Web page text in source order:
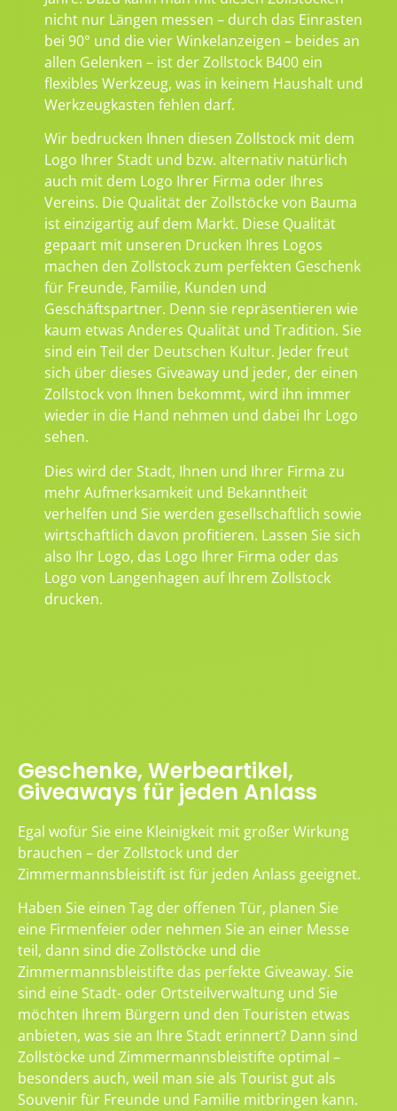
nicht nur Längen messen – durch das Einrasten
bei 90° und die vier Winkelanzeigen – beides an
allen Gelenken – ist der Zollstock B400 ein
flexibles Werkzeug, was in keinem Haushalt und
Werkzeugkasten fehlen darf.
Wir bedrucken Ihnen diesen Zollstock mit dem
Logo Ihrer Stadt und bzw. alternativ natürlich
auch mit dem Logo Ihrer Firma oder Ihres
Vereins. Die Qualität der Zollstöcke von Bauma
ist einzigartig auf dem Markt. Diese Qualität
gepaart mit unseren Drucken Ihres Logos
machen den Zollstock zum perfekten Geschenk
für Freunde, Familie, Kunden und
Geschäftspartner. Denn sie repräsentieren wie
kaum etwas Anderes Qualität und Tradition. Sie
sind ein Teil der Deutschen Kultur. Jeder freut
sich über dieses Giveaway und jeder, der einen
Zollstock von Ihnen bekommt, wird ihn immer
wieder in die Hand nehmen und dabei Ihr Logo
sehen.
Dies wird der Stadt, Ihnen und Ihrer Firma zu
mehr Aufmerksamkeit und Bekanntheit
verhelfen und Sie werden gesellschaftlich sowie
wirtschaftlich davon profitieren. Lassen Sie sich
also Ihr Logo, das Logo Ihrer Firma oder das
Logo von Langenhagen auf Ihrem Zollstock
drucken.
Geschenke, Werbeartikel,
Giveaways für jeden Anlass
Egal wofür Sie eine Kleinigkeit mit großer Wirkung
brauchen – der Zollstock und der
Zimmermannsbleistift ist für jeden Anlass geeignet.
Haben Sie einen Tag der offenen Tür, planen Sie
eine Firmenfeier oder nehmen Sie an einer Messe
teil, dann sind die Zollstöcke und die
Zimmermannsbleistifte das perfekte Giveaway. Sie
sind eine Stadt- oder Ortsteilverwaltung und Sie
möchten Ihrem Bürgern und den Touristen etwas
anbieten, was sie an Ihre Stadt erinnert? Dann sind
Zollstöcke und Zimmermannsbleistifte optimal –
besonders auch, weil man sie als Tourist gut als
Souvenir für Freunde und Familie mitbringen kann.